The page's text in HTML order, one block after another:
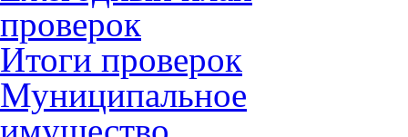
проверок
Итоги проверок
Муниципальное